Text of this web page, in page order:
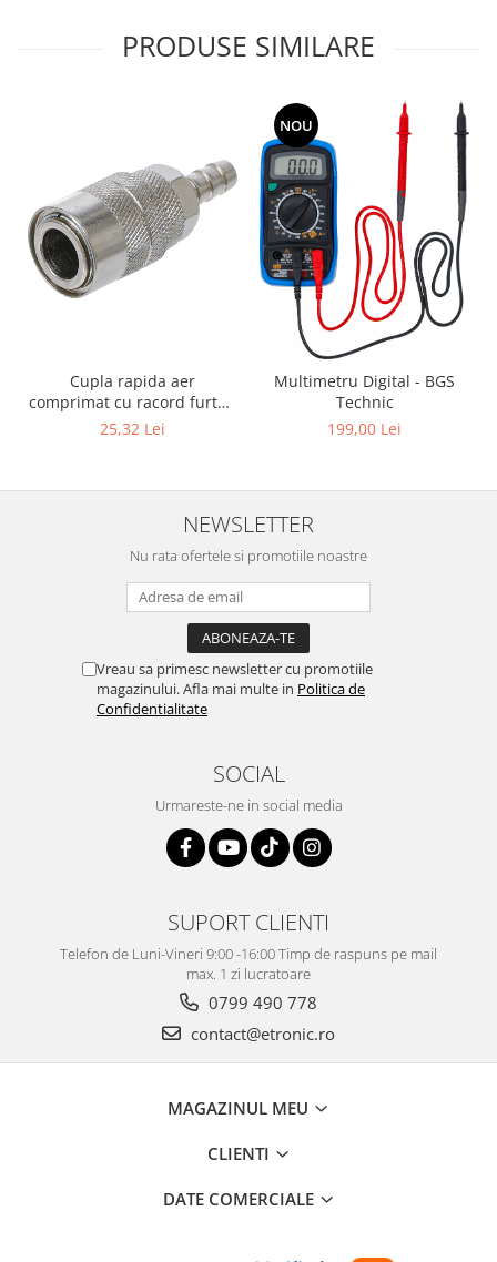
PRODUSE SIMILARE
Cupla rapida aer
comprimat cu racord furtun
8 mm (5/16") | SUA / Franta
25,32 Lei
NOU
Multimetru Digital - BGS
Technic
199,00 Lei
NEWSLETTER
Nu rata ofertele si promotiile noastre
Vreau sa primesc newsletter cu promotiile
magazinului. Afla mai multe in Politica de
Confidentialitate
SOCIAL
Urmareste-ne in social media
SUPORT CLIENTI
Telefon de Luni-Vineri 9:00 -16:00 Timp de raspuns pe mail
max. 1 zi lucratoare
0799 490 778
contact@etronic.ro
MAGAZINUL MEU
CLIENTI
DATE COMERCIALE